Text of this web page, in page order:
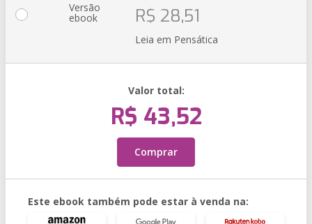
Versão
ebook R$ 28,51
Leia em Pensática
Valor total:
R$ 43,52
Comprar
Este ebook também pode estar à venda na: